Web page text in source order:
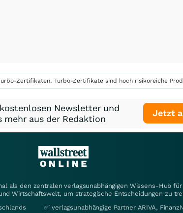
Zertifikaten. Turbo-Zertifikate sind hoch risikoreiche
Newsletter und
mehr aus der Redaktion
Jetzt
als den zentralen verlagsunabhängigen Wissens-Hub
Wirtschaftswelt, um strategische Entscheidungen zu
✅ verlagsunabhängige Partner ARIVA,